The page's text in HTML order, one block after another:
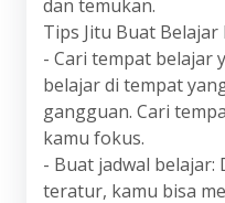
dan temukan.
Tips Jitu Buat Belajar
- Cari tempat belajar
belajar di tempat
gangguan. Cari
kamu fokus.
- Buat jadwal belajar:
teratur, kamu bisa